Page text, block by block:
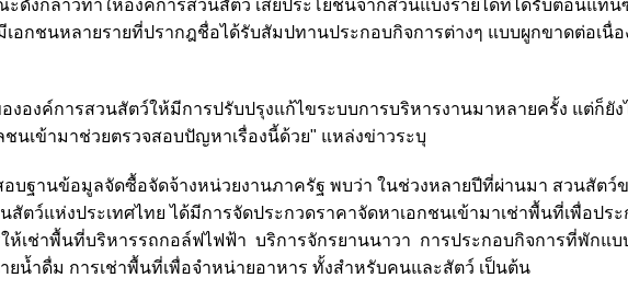
ดังกล่าวทำให้องค์การสวนสัตว์ เสียประโยชน์จากส่วนแบ่งรายได้ที่ได้รับตอนแทน
เอกชนหลายรายที่ปรากฎชื่อได้รับสัมปทานประกอบกิจการต่างๆ แบบผูกขาดต่อเนื่อ
ององค์การสวนสัตว์ให้มีการปรับปรุงแก้ไขระบบการบริหารงานมาหลายครั้ง แต่ก็ยัง
นเข้ามาช่วยตรวจสอบปัญหาเรื่องนี้ด้วย" แหล่งข่าวระบุ
อบฐานข้อมูลจัดซื้อจัดจ้างหน่วยงานภาครัฐ พบว่า ในช่วงหลายปีที่ผ่านมา สวนสัตว์
ตว์แห่งประเทศไทย ได้มีการจัดประกวดราคาจัดหาเอกชนเข้ามาเช่าพื้นที่เพื่อประ
ห้เช่าพื้นที่บริหารรถกอล์ฟไฟฟ้า บริการจักรยานนาวา การประกอบกิจการที่พักแบ
ยน้ำดื่ม การเช่าพื้นที่เพื่อจำหน่ายอาหาร ทั้งสำหรับคนและสัตว์ เป็นต้น